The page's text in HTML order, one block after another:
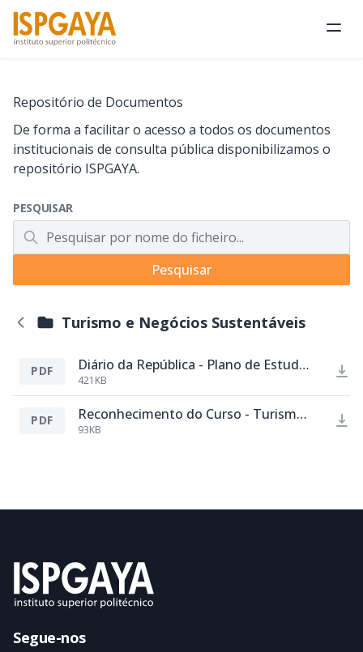
Repositório de Documentos
De forma a facilitar o acesso a todos os documentos
institucionais de consulta pública disponibilizamos o
repositório ISPGAYA.
PESQUISAR
Pesquisar
Turismo e Negócios Sustentáveis
PDF Diário da República - Plano de Estudos de TNS.pdf.pdf
421KB
PDF Reconhecimento do Curso - Turismo de Portugal.pdf
93KB
Segue-nos